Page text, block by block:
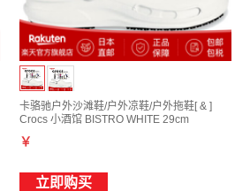
卡骆驰户外沙滩鞋/户外凉鞋/户外拖鞋[ & ]
Crocs 小酒馆 BISTRO WHITE 29cm
￥
立即购买